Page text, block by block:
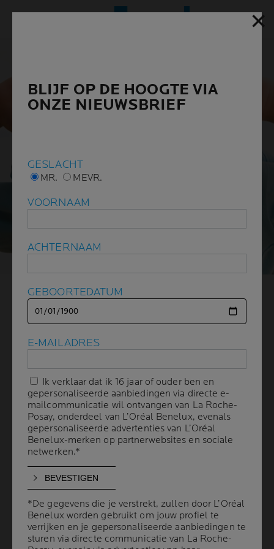
DE BESTE KLEDING
VOOR KINDEREN MET
ECZEEM
3 min leestijd| 03 april 2024
Eczeem veroorzaakt jeukende huiduitslag. Dokters
noemen het atopische dermatitis en geven je meestal
een zalf tegen eczeem om het jeukgevoel te
waaronder chemicaliën in wasproducten, jeukende
stoffen, synthetische stoffen en kleding die te warm is
of te strak zit. Met deze 6 tips kies je kleding voor jouw
kind om het aanwakkeren van eczeem te vermijden.
✕
BLIJF OP DE HOOGTE VIA
ONZE NIEUWSBRIEF
GESLACHT
MR. MEVR.
VOORNAAM
ACHTERNAAM
GEBOORTEDATUM
E-MAILADRES
Ik verklaar dat ik 16 jaar of ouder ben en
gepersonaliseerde aanbiedingen via directe e-
mailcommunicatie wil ontvangen van La Roche-
Posay, onderdeel van L’Oréal Benelux, evenals
gepersonaliseerde advertenties van L’Oréal
Benelux-merken op partnerwebsites en sociale
netwerken.*
*De gegevens die je verstrekt, zullen door L’Oréal
Benelux worden gebruikt om jouw profiel te
verrijken en je gepersonaliseerde aanbiedingen te
sturen via directe communicatie van La Roche-
✕
BLIJF OP DE HOOGTE VIA
ONZE NIEUWSBRIEF
GESLACHT
MR. MEVR.
VOORNAAM
ACHTERNAAM
GEBOORTEDATUM
E-MAILADRES
Ik verklaar dat ik 16 jaar of ouder ben en
gepersonaliseerde aanbiedingen via directe e-
mailcommunicatie wil ontvangen van La Roche-
Posay, onderdeel van L’Oréal Benelux, evenals
gepersonaliseerde advertenties van L’Oréal
Benelux-merken op partnerwebsites en sociale
netwerken.*
*De gegevens die je verstrekt, zullen door L’Oréal
Benelux worden gebruikt om jouw profiel te
verrijken en je gepersonaliseerde aanbiedingen te
sturen via directe communicatie van La Roche-